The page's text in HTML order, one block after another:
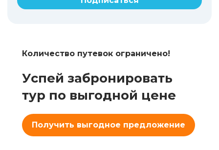
Количество путевок ограничено!
Успей забронировать
тур по выгодной цене
Получить выгодное предложение